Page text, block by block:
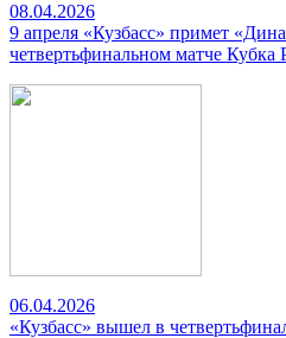
08.04.2026
9 апреля «Кузбасс» примет
четвертьфинальном матче Кубка
06.04.2026
«Кузбасс» вышел в